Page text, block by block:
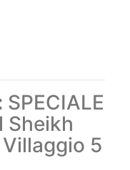
SPECIALE
Sheikh
5